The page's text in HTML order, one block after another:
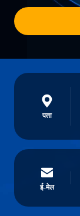
पता
ई-मेल